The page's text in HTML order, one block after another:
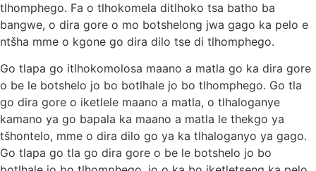
tlhomphego. Fa o tlhokomela ditlhoko tsa batho ba
bangwe, o dira gore o mo botshelong jwa gago ka pelo e
ntšha mme o kgone go dira dilo tse di tlhomphego.
Go tlapa go itlhokomolosa maano a matla go ka dira gore
o be le botshelo jo bo botlhale jo bo tlhomphego. Go tla
go dira gore o iketlele maano a matla, o tlhaloganye
kamano ya go bapala ka maano a matla le thekgo ya
tšhontelo, mme o dira dilo go ya ka tlhaloganyo ya gago.
Go tlapa go tla go dira gore o be le botshelo jo bo